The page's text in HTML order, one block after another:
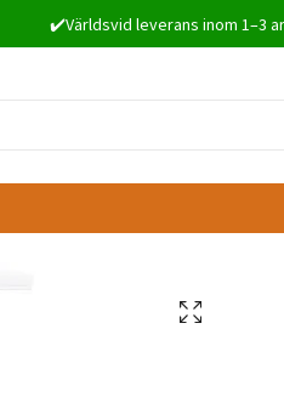
✔️Världsvid leverans inom 1–3